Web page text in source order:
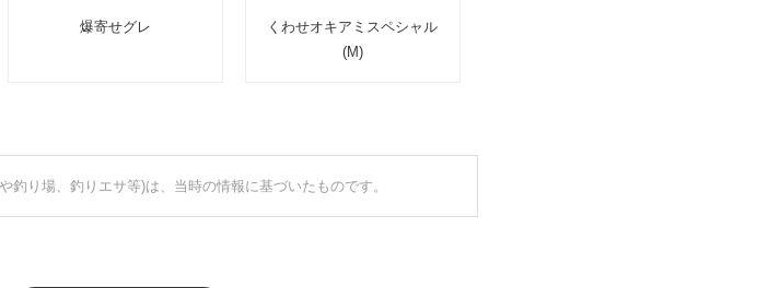
爆寄せグレ
くわせオキアミスペシャル
(M)
釣り場、釣りエサ等)は、当時の情報に基づいたものです。